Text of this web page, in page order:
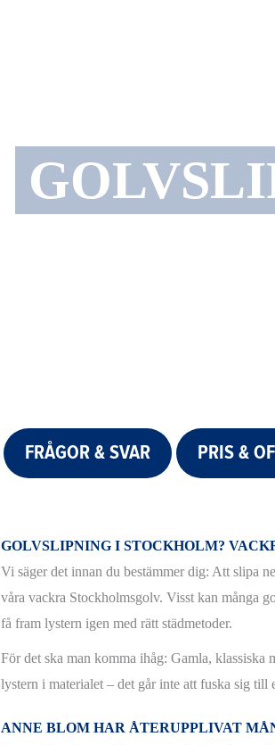
FRÅGOR & SVAR PRIS &
GOLVSLIPNING I STOCKHOLM?
Vi säger det innan du bestämmer dig: Att slipa
våra vackra Stockholmsgolv. Visst kan många
få fram lystern igen med rätt städmetoder.
För det ska man komma ihåg: Gamla, klassiska
lystern i materialet – det går inte att fuska sig till
ANNE BLOM HAR ÅTERUPPLIVAT